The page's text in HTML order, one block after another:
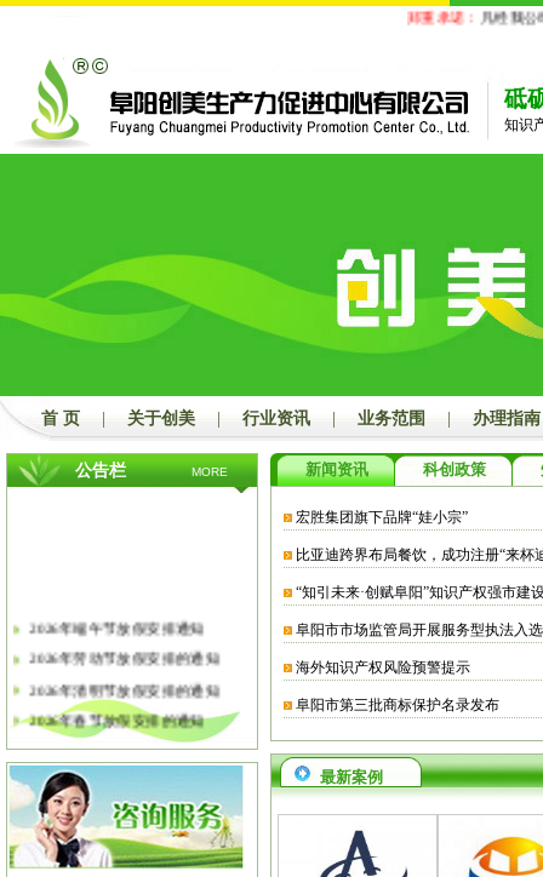
郑重承诺： 凡经我公
砥
知识
首 页 关于创美 行业资讯 业务范围 办理指南
公告栏 MORE
2026年端午节放假安排通知
2026年劳动节放假安排的通知
2026年清明节放假安排的通知
2026年春节放假安排的通知
2026年元旦放假安排的通知
2025年国庆节、中秋节放假安排
2025年端午节放假安排的通知
2025年劳动节放假安排的通知
2025年清明节放假安排的通知
新闻资讯 科创政策
宏胜集团旗下品牌“娃小宗”
比亚迪跨界布局餐饮，成功注册“来杯
“知引未来·创赋阜阳”知识产权强市建
阜阳市市场监管局开展服务型执法入
海外知识产权风险预警提示
阜阳市第三批商标保护名录发布
最新案例